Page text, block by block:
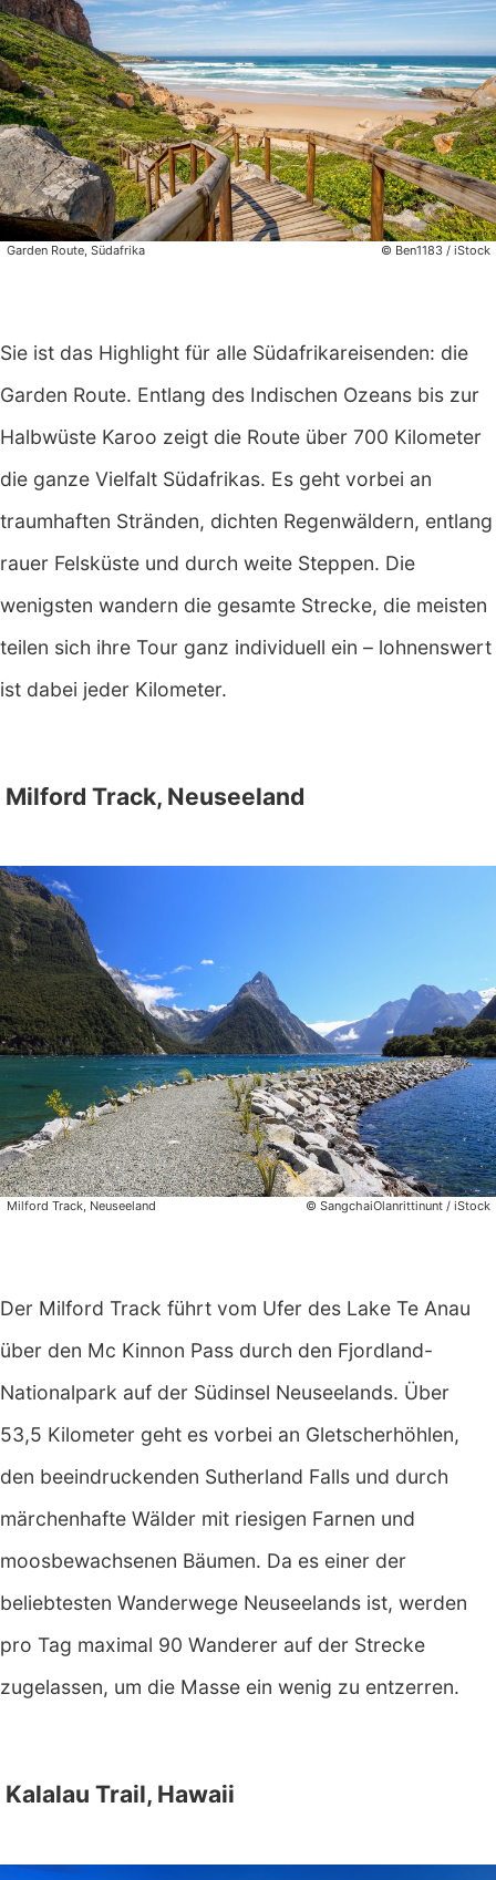
Garden Route, Südafrika © Ben1183 / iStock
Sie ist das Highlight für alle Südafrikareisenden: die
Garden Route. Entlang des Indischen Ozeans bis zur
Halbwüste Karoo zeigt die Route über 700 Kilometer
die ganze Vielfalt Südafrikas. Es geht vorbei an
traumhaften Stränden, dichten Regenwäldern, entlang
rauer Felsküste und durch weite Steppen. Die
wenigsten wandern die gesamte Strecke, die meisten
teilen sich ihre Tour ganz individuell ein – lohnenswert
ist dabei jeder Kilometer.
Milford Track, Neuseeland
Milford Track, Neuseeland © SangchaiOlanrittinunt / iStock
Der Milford Track führt vom Ufer des Lake Te Anau
über den Mc Kinnon Pass durch den Fjordland-
Nationalpark auf der Südinsel Neuseelands. Über
53,5 Kilometer geht es vorbei an Gletscherhöhlen,
den beeindruckenden Sutherland Falls und durch
märchenhafte Wälder mit riesigen Farnen und
moosbewachsenen Bäumen. Da es einer der
beliebtesten Wanderwege Neuseelands ist, werden
pro Tag maximal 90 Wanderer auf der Strecke
zugelassen, um die Masse ein wenig zu entzerren.
Kalalau Trail, Hawaii